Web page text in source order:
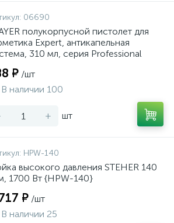
06690
полукорпусной пистолет для
Expert, антикапельная
310 мл, серия Professional
₽ /шт
В наличии 100
+ шт
HPW-140
высокого давления STEHER 140
1700 Вт {HPW-140}
₽ /шт
В наличии 25